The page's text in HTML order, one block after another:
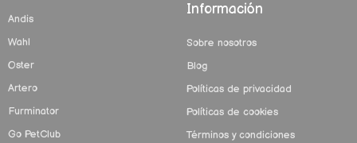
Andis
Wahl
Oster
Artero
Furminator
Go PetClub
Información
Sobre nosotros
Blog
Políticas de privacidad
Políticas de cookies
Términos y condiciones